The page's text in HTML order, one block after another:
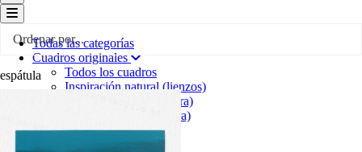
Todas las categorías
Cuadros originales
Todos los cuadros
Inspiración natural (lienzos)
Paletas de color (madera)
Geometrías 3D (madera)
Mis clásicos
Vendidos
Menú conmutador hamburguesa
espátula